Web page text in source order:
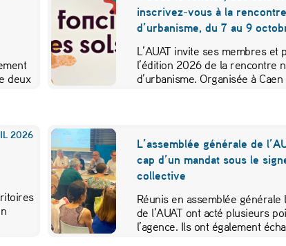
deux
inscrivez-vous à la
d’urbanisme, du 7 au 9
L’AUAT invite ses membres et
l’édition 2026 de la rencontre
d’urbanisme. Organisée à Caen
2026
L’assemblée générale de
cap d’un mandat sous le
collective
Réunis en assemblée
de l’AUAT ont acté plusieurs
l’agence. Ils ont également